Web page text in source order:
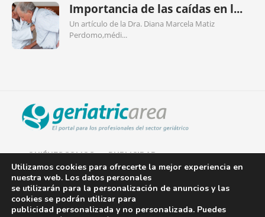
Importancia de las caídas en l...
Un artículo de la Dra. Diana Marcela Matiz
Perdomo,médi...
QUIÉNES SOMOS PUBLICIDAD
AVISO LEGAL
POLÍTICA DE COOKIES
Utilizamos cookies para ofrecerte la mejor experiencia en
nuestra web. Los datos personales
se utilizarán para la personalización de anuncios y las
cookies se podrán utilizar para
publicidad personalizada y no personalizada. Puedes